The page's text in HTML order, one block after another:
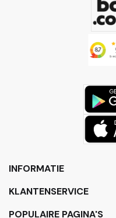
INFORMATIE
KLANTENSERVICE
POPULAIRE PAGINA'S